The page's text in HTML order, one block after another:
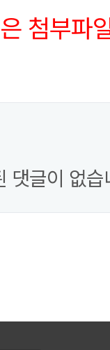
첨부파
댓글이 없습